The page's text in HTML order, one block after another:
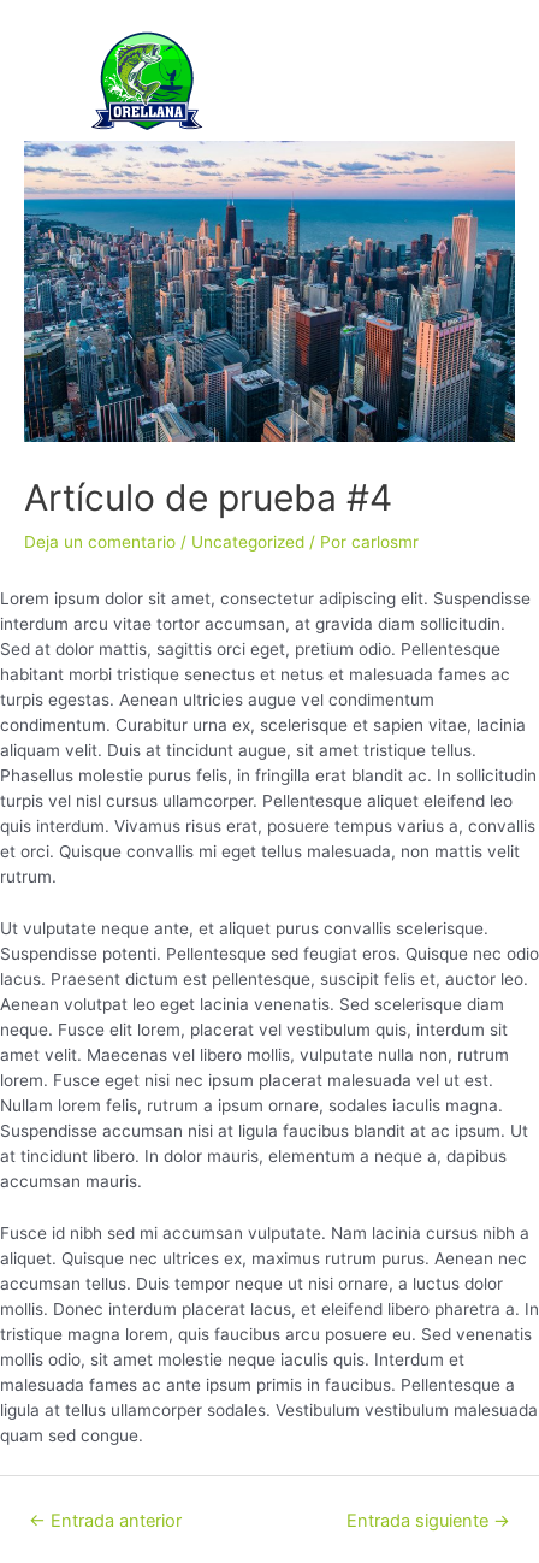
Artículo de prueba #4
Deja un comentario / Uncategorized / Por carlosmr
Lorem ipsum dolor sit amet, consectetur adipiscing elit. Suspendisse
interdum arcu vitae tortor accumsan, at gravida diam sollicitudin.
Sed at dolor mattis, sagittis orci eget, pretium odio. Pellentesque
habitant morbi tristique senectus et netus et malesuada fames ac
turpis egestas. Aenean ultricies augue vel condimentum
condimentum. Curabitur urna ex, scelerisque et sapien vitae, lacinia
aliquam velit. Duis at tincidunt augue, sit amet tristique tellus.
Phasellus molestie purus felis, in fringilla erat blandit ac. In sollicitudin
turpis vel nisl cursus ullamcorper. Pellentesque aliquet eleifend leo
quis interdum. Vivamus risus erat, posuere tempus varius a, convallis
et orci. Quisque convallis mi eget tellus malesuada, non mattis velit
rutrum.
Ut vulputate neque ante, et aliquet purus convallis scelerisque.
Suspendisse potenti. Pellentesque sed feugiat eros. Quisque nec odio
lacus. Praesent dictum est pellentesque, suscipit felis et, auctor leo.
Aenean volutpat leo eget lacinia venenatis. Sed scelerisque diam
neque. Fusce elit lorem, placerat vel vestibulum quis, interdum sit
amet velit. Maecenas vel libero mollis, vulputate nulla non, rutrum
lorem. Fusce eget nisi nec ipsum placerat malesuada vel ut est.
Nullam lorem felis, rutrum a ipsum ornare, sodales iaculis magna.
Suspendisse accumsan nisi at ligula faucibus blandit at ac ipsum. Ut
at tincidunt libero. In dolor mauris, elementum a neque a, dapibus
accumsan mauris.
Fusce id nibh sed mi accumsan vulputate. Nam lacinia cursus nibh a
aliquet. Quisque nec ultrices ex, maximus rutrum purus. Aenean nec
accumsan tellus. Duis tempor neque ut nisi ornare, a luctus dolor
mollis. Donec interdum placerat lacus, et eleifend libero pharetra a. In
tristique magna lorem, quis faucibus arcu posuere eu. Sed venenatis
mollis odio, sit amet molestie neque iaculis quis. Interdum et
malesuada fames ac ante ipsum primis in faucibus. Pellentesque a
ligula at tellus ullamcorper sodales. Vestibulum vestibulum malesuada
quam sed congue.
← Entrada anterior Entrada siguiente →